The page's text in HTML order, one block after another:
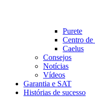
Purete
Centro de
Caelus
Consejos
Notícias
Vídeos
Garantia e SAT
Histórias de sucesso